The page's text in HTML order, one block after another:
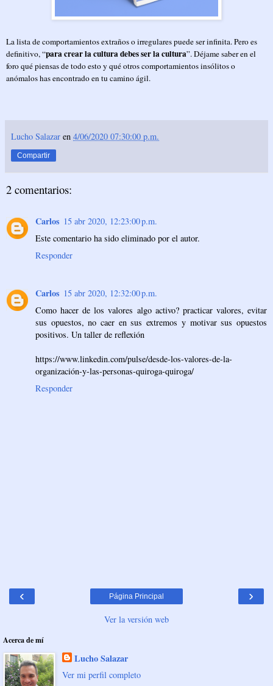
La lista de comportamientos extraños o irregulares puede ser infinita. Pero es
definitivo, “para crear la cultura debes ser la cultura”. Déjame saber en el
foro qué piensas de todo esto y qué otros comportamientos insólitos o
anómalos has encontrado en tu camino ágil.
Lucho Salazar en 4/06/2020 07:30:00 p.m.
Compartir
2 comentarios:
Carlos 15 abr 2020, 12:23:00 p.m.
Este comentario ha sido eliminado por el autor.
Responder
Carlos 15 abr 2020, 12:32:00 p.m.
Como hacer de los valores algo activo? practicar valores, evitar
sus opuestos, no caer en sus extremos y motivar sus opuestos
positivos. Un taller de reflexión
https://www.linkedin.com/pulse/desde-los-valores-de-la-
organización-y-las-personas-quiroga-quiroga/
Responder
‹ ›
Página Principal
Ver la versión web
Acerca de mí
Lucho Salazar
Ver mi perfil completo